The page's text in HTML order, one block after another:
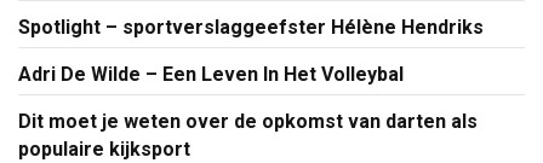
Spotlight – sportverslaggeefster Hélène Hendriks
Adri De Wilde – Een Leven In Het Volleybal
Dit moet je weten over de opkomst van darten als
populaire kijksport